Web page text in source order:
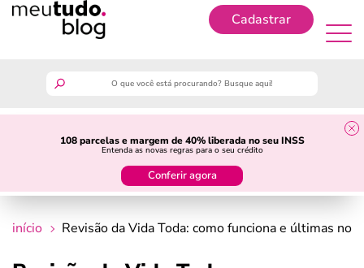
Cadastrar
108 parcelas e margem de 40% liberada no seu INSS
Entenda as novas regras para o seu crédito
Conferir agora
guia do trabalhador
início Revisão da Vida Toda: como funciona e últimas